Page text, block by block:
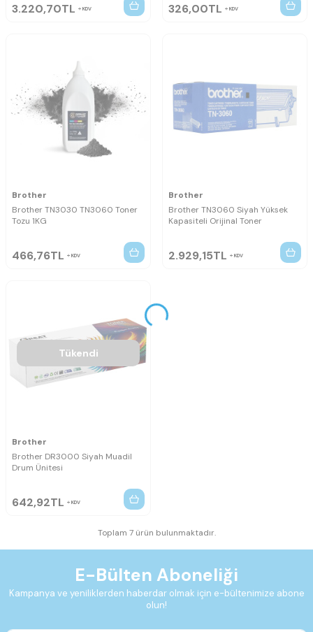
3.220,70TL KDV 326,00TL KDV
Brother
Brother TN3030 TN3060 Toner
Tozu 1KG
466,76TL KDV
Brother
Brother TN3060 Siyah Yüksek
Kapasiteli Orijinal Toner
2.929,15TL KDV
Tükendi
Brother
Brother DR3000 Siyah Muadil
Drum Ünitesi
642,92TL KDV
Toplam 7 ürün bulunmaktadır.
E-Bülten Aboneliği
Kampanya ve yeniliklerden haberdar olmak için e-bültenimize abone
olun!